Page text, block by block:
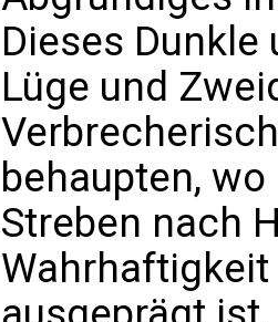
Dieses Dunkle
Lüge und
behaupten,
Streben nach